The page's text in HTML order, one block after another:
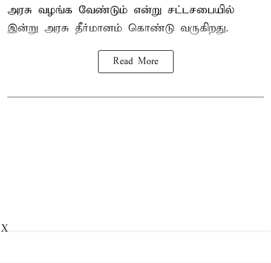
அரசு வழங்க வேண்டும் என்று சட்டசபையில்
இன்று அரசு தீர்மானம் கொண்டு வருகிறது.
Read More
X